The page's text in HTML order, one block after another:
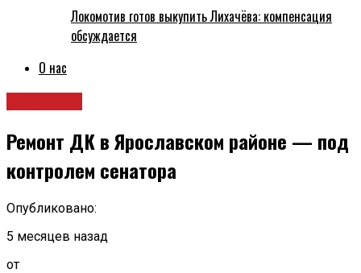
Локомотив готов выкупить Лихачёва: компенсация
обсуждается
О нас
Ремонт ДК в Ярославском районе — под
контролем сенатора
Опубликовано:
5 месяцев назад
от